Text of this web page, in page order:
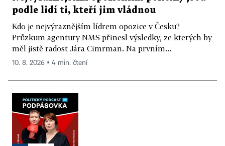
podle lidí ti, kteří jim vládnou
Kdo je nejvýraznějším lídrem opozice v Česku?
Průzkum agentury NMS přinesl výsledky, ze kterých by
měl jistě radost Jára Cimrman. Na prvním...
10. 8. 2026 ▪ 4 min. čtení